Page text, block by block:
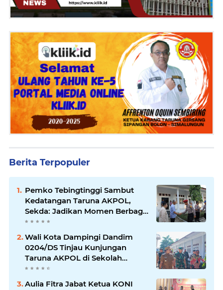
Berita Terpopuler
Pemko Tebingtinggi Sambut
Kedatangan Taruna AKPOL,
Sekda: Jadikan Momen Berbagi
Ilmu
Wali Kota Dampingi Dandim
0204/DS Tinjau Kunjungan
Taruna AKPOL di Sekolah
Rakyat Tebingtinggi
Aulia Fitra Jabat Ketua KONI